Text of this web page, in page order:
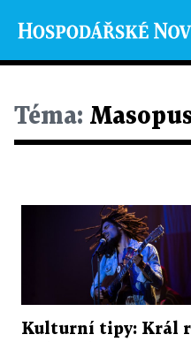
Téma:
Kulturní tipy: Král